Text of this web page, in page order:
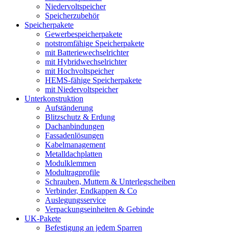
Niedervoltspeicher
Speicherzubehör
Speicherpakete
Gewerbespeicherpakete
notstromfähige Speicherpakete
mit Batteriewechselrichter
mit Hybridwechselrichter
mit Hochvoltspeicher
HEMS-fähige Speicherpakete
mit Niedervoltspeicher
Unterkonstruktion
Aufständerung
Blitzschutz & Erdung
Dachanbindungen
Fassadenlösungen
Kabelmanagement
Metalldachplatten
Modulklemmen
Modultragprofile
Schrauben, Muttern & Unterlegscheiben
Verbinder, Endkappen & Co
Auslegungsservice
Verpackungseinheiten & Gebinde
UK-Pakete
Befestigung an jedem Sparren